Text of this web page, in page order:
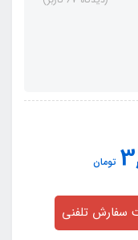
تومان
سفارش تلفنی